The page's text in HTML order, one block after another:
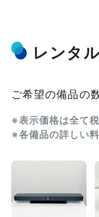
レンタ
ご希望の備品の
※表示価格は全て税
※各備品の詳しい